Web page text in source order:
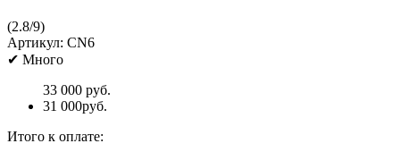
(2.8/9)
Артикул: CN6
✔ Много
33 000 руб.
31 000руб.
Итого к оплате: